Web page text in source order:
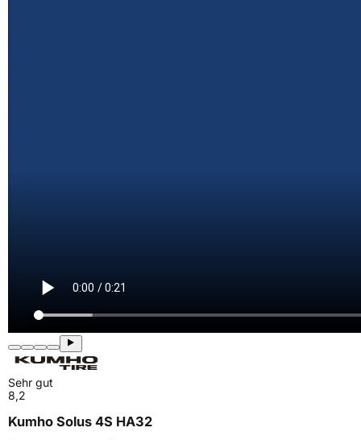
Sehr gut
8,2
Kumho Solus 4S HA32